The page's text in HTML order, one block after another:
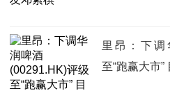
里昂：下调
至“跑赢大市